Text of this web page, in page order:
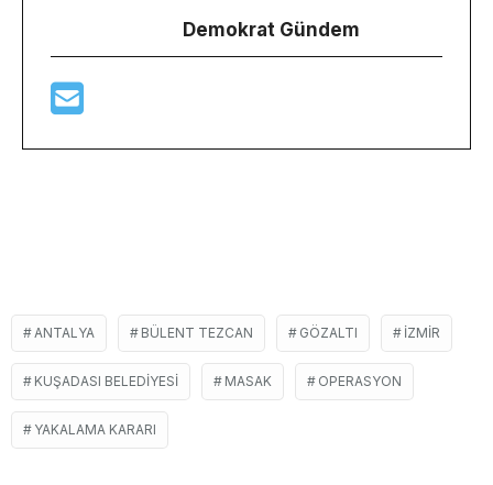
Demokrat Gündem
ANTALYA BÜLENT TEZCAN GÖZALTI IZMIR
KUŞADASI BELEDIYESI MASAK OPERASYON
YAKALAMA KARARI